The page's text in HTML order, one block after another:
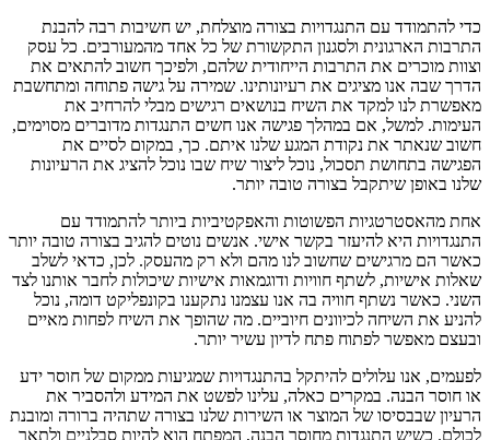
כדי להתמודד עם התנגדויות בצורה מוצלחת, יש חשיבות רבה להבנת
התרבות הארגונית ולסגנון התקשורת של כל אחד מהמעורבים. כל עסק
וצוות מוכרים את התרבות הייחודית שלהם, ולפיכך חשוב להתאים את
הדרך שבה אנו מציגים את רעיונותינו. שמירה על גישה פתוחה ומתחשבת
מאפשרת לנו למקד את השיח בנושאים רגישים מבלי להרחיב את
העימות. למשל, אם במהלך פגישה אנו חשים התנגדות מדוברים מסוימים,
חשוב שנאתר את נקודת המגע שלנו איתם. כך, במקום לסיים את
הפגישה בתחושת תסכול, נוכל ליצור שיח שבו נוכל להציג את הרעיונות
שלנו באופן שיתקבל בצורה טובה יותר.
אחת מהאסטרטגיות הפשוטות והאפקטיביות ביותר להתמודד עם
התנגדויות היא להיעזר בקשר אישי. אנשים נוטים להגיב בצורה טובה יותר
כאשר הם מרגישים שחשוב לנו מהם ולא רק מהעסק. לכן, כדאי לשלב
שאלות אישיות, לשתף חוויות ודוגמאות אישיות שיכולות לחבר אותנו לצד
השני. כאשר נשתף חוויה בה אנו עצמנו נתקענו בקונפליקט דומה, נוכל
להניע את השיחה לכיוונים חיוביים. מה שהופך את השיח לפחות מאיים
ובעצם מאפשר לפתוח פתח לדיון עשיר יותר.
לפעמים, אנו עלולים להיתקל בהתנגדויות שמגיעות ממקום של חוסר ידע
או חוסר הבנה. במקרים כאלה, עלינו לפשט את המידע ולהסביר את
הרעיון שבבסיסו של המוצר או השירות שלנו בצורה שתהיה ברורה ומובנת
לכולם. כשיש התנגדות מחוסר הבנה, המפתח הוא להיות סבלניים ולתאר